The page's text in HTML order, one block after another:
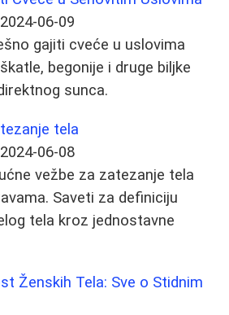
2024-06-09
gajiti cveće u uslovima
begonije i druge biljke
sunca.
tela
2024-06-08
vežbe za zatezanje tela
Saveti za definiciju
tela kroz jednostavne
Ženskih Tela: Sve o Stidnim